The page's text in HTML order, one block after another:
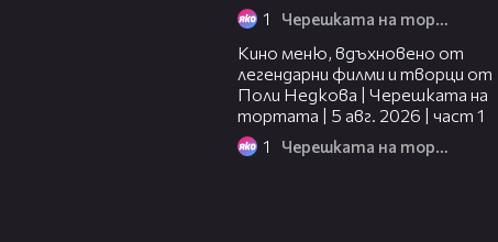
1 Черешката на тортата
Кино меню, вдъхновено от
легендарни филми и творци от
Поли Недкова | Черешката на
тортата | 5 авг. 2026 | част 1
1 Черешката на тортата